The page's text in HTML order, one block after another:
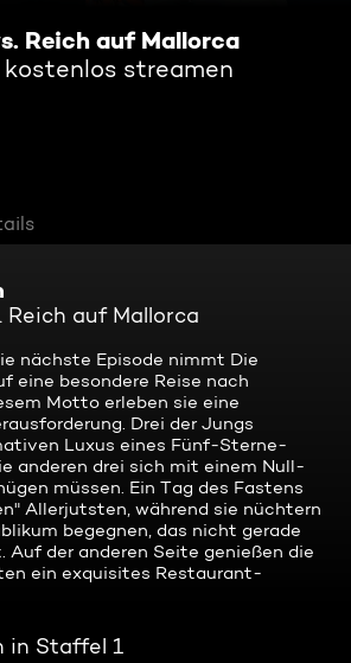
Reich auf Mallorca
streamen
Reich auf Mallorca
nächste Episode nimmt Die
eine besondere Reise nach
Motto erleben sie eine
Drei der Jungs
Luxus eines Fünf-Sterne-
anderen drei sich mit einem Null-
müssen. Ein Tag des Fastens
Allerjutsten, während sie nüchtern
begegnen, das nicht gerade
Auf der anderen Seite genießen die
ein exquisites Restaurant-
in Staffel 1